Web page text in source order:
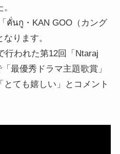
คั่นกู・KAN GOO（カング
ります。
行われた第12回「Ntaraj
最優秀ドラマ主題歌賞」
ても嬉しい」とコメント